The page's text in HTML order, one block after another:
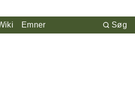
Emner Søg